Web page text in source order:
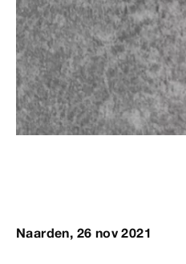
Naarden, 26 nov 2021